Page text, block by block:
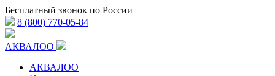
Бесплатный звонок по России
8 (800) 770-05-84
АКВАЛОО
АКВАЛОО